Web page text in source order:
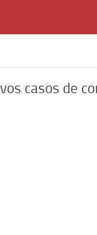
casos de